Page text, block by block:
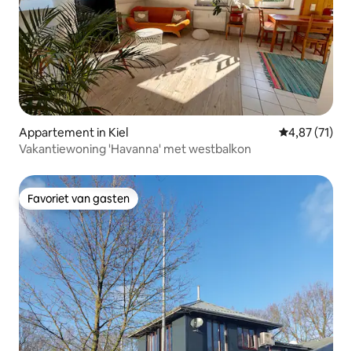
Appartement in Kiel Gemiddelde
4,87 (71)
Vakantiewoning 'Havanna' met westbalkon
Favoriet van gasten
Favoriet van gasten